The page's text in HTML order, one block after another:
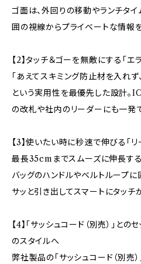
ゴ面は、外回りの移動やランチタ
囲の視線からプライベートな情報
【2】タッチ＆ゴーを無敵にする「
「あえてスキミング防止材を入れず
という実用性を最優先した設計。
の改札や社内のリーダーにも一発
【3】使いたい時に秒速で伸びる「リ
最長35cmまでスムーズに伸長す
バッグのハンドルやベルトループ
サッと引き出してスマートにタッチ
【4】「サッシュコード（別売）」と
のスタイルへ
弊社製品の「サッシュコード（別売